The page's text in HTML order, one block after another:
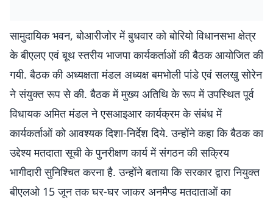
सामुदायिक भवन, बोआरीजोर में बुधवार को बोरियो विधानसभा क्षेत्र
के बीएलए एवं बूथ स्तरीय भाजपा कार्यकर्ताओं की बैठक आयोजित की
गयी. बैठक की अध्यक्षता मंडल अध्यक्ष बमभोली पांडे एवं सलखु सोरेन
ने संयुक्त रूप से की. बैठक में मुख्य अतिथि के रूप में उपस्थित पूर्व
विधायक अमित मंडल ने एसआइआर कार्यक्रम के संबंध में
कार्यकर्ताओं को आवश्यक दिशा-निर्देश दिये. उन्होंने कहा कि बैठक का
उद्देश्य मतदाता सूची के पुनरीक्षण कार्य में संगठन की सक्रिय
भागीदारी सुनिश्चित करना है. उन्होंने बताया कि सरकार द्वारा नियुक्त
बीएलओ 15 जून तक घर-घर जाकर अनमैप्ड मतदाताओं का